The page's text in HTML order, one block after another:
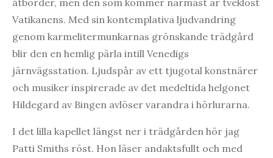
åtbörder, men den som kommer närmast är tveklöst
Vatikanens. Med sin kontemplativa ljudvandring
genom karmelitermunkarnas grönskande trädgård
blir den en hemlig pärla intill Venedigs
järnvägsstation. Ljudspår av ett tjugotal konstnärer
och musiker inspirerade av det medeltida helgonet
Hildegard av Bingen avlöser varandra i hörlurarna.
I det lilla kapellet längst ner i trädgården hör jag
Patti Smiths röst. Hon läser andaktsfullt och med